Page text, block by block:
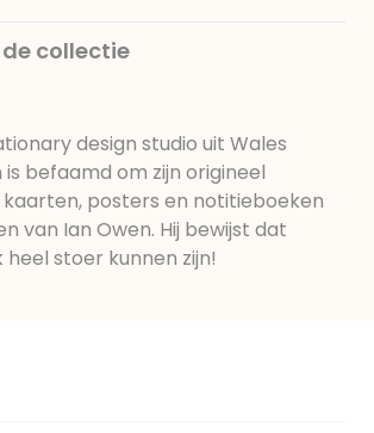
de collectie
design studio uit Wales
befaamd om zijn origineel
posters en notitieboeken
van Ian Owen. Hij bewijst dat
stoer kunnen zijn!